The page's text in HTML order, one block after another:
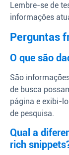
Lembre-se de
informações
Perguntas
O que são
São
de busca
página e exibi-
de pesquisa.
Qual a
rich